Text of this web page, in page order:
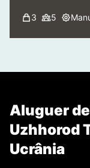
3 5
Aluguer
Uzhhorod
Ucrânia